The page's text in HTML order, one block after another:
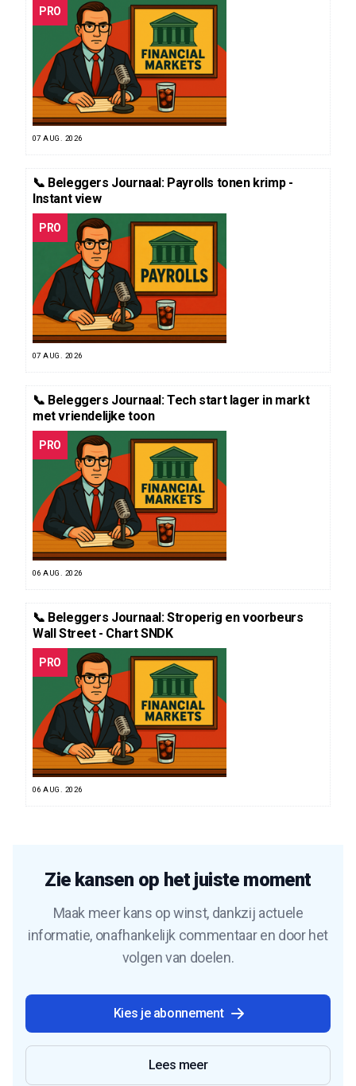
PRO
07 AUG. 2026
📞 Beleggers Journaal: Payrolls tonen krimp -
Instant view
PRO
07 AUG. 2026
📞 Beleggers Journaal: Tech start lager in markt
met vriendelijke toon
PRO
06 AUG. 2026
📞 Beleggers Journaal: Stroperig en voorbeurs
Wall Street - Chart SNDK
PRO
06 AUG. 2026
Zie kansen op het juiste moment
Maak meer kans op winst, dankzij actuele
informatie, onafhankelijk commentaar en door het
volgen van doelen.
Kies je abonnement
Lees meer